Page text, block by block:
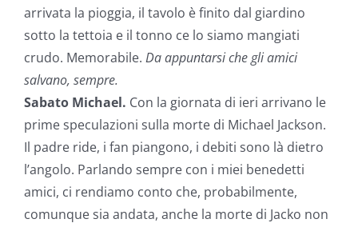
arrivata la pioggia, il tavolo è finito dal giardino
sotto la tettoia e il tonno ce lo siamo mangiati
crudo. Memorabile. Da appuntarsi che gli amici
salvano, sempre.
Sabato Michael. Con la giornata di ieri arrivano le
prime speculazioni sulla morte di Michael Jackson.
Il padre ride, i fan piangono, i debiti sono là dietro
l’angolo. Parlando sempre con i miei benedetti
amici, ci rendiamo conto che, probabilmente,
comunque sia andata, anche la morte di Jacko non